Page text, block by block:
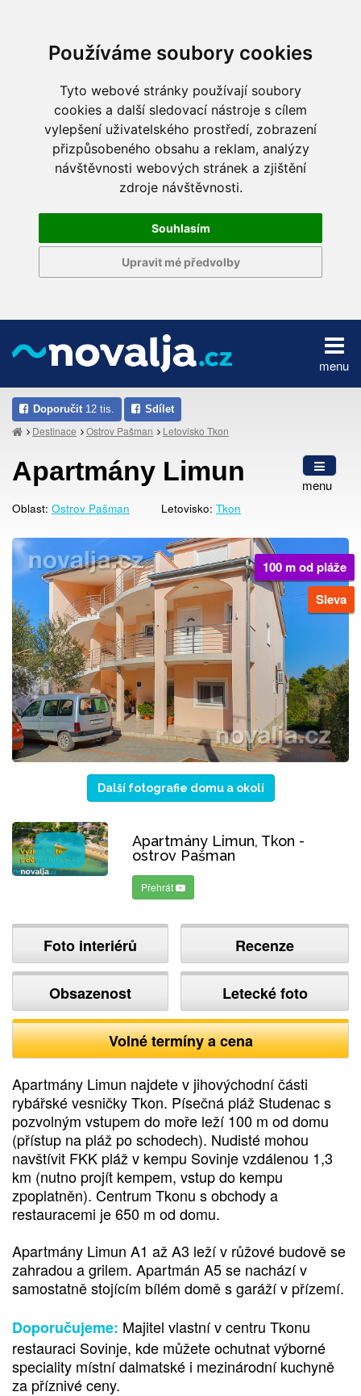
Používáme soubory cookies
Tyto webové stránky používají soubory
cookies a další sledovací nástroje s cílem
vylepšení uživatelského prostředí, zobrazení
přizpůsobeného obsahu a reklam, analýzy
návštěvnosti webových stránek a zjištění
zdroje návštěvnosti.
Souhlasím
Upravit mé předvolby
menu
Doporučit 12 tis. Sdílet
Destinace Ostrov Pašman Letovisko Tkon
menu
Apartmány Limun
Oblast: Ostrov Pašman Letovisko: Tkon
100 m od pláže
Sleva
Další fotografie domu a okolí
Apartmány Limun, Tkon -
ostrov Pašman
Přehrát
Foto interiérů
Obsazenost
Recenze
Letecké foto
Volné termíny a cena
Apartmány Limun najdete v jihovýchodní části
rybářské vesničky Tkon. Písečná pláž Studenac s
pozvolným vstupem do moře leží 100 m od domu
(přístup na pláž po schodech). Nudisté mohou
navštívit FKK pláž v kempu Sovinje vzdálenou 1,3
km (nutno projít kempem, vstup do kempu
zpoplatněn). Centrum Tkonu s obchody a
restauracemi je 650 m od domu.
Apartmány Limun A1 až A3 leží v růžové budově se
zahradou a grilem. Apartmán A5 se nachází v
samostatně stojícím bílém domě s garáží v přízemí.
Doporučujeme: Majitel vlastní v centru Tkonu
restauraci Sovinje, kde můžete ochutnat výborné
speciality místní dalmatské i mezinárodní kuchyně
za příznivé ceny.